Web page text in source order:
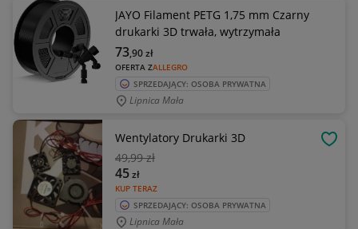
JAYO Filament PETG 1,75 mm Czarny
drukarki 3D trwała, wytrzymała
OFERTA ZALLEGRO
73,90zł
SPRZEDAJĄCY: OSOBA PRYWATNA
Lipnica Mała
Wentylatory Drukarki 3D
49,99 zł
KUP TERAZ
45zł
SPRZEDAJĄCY: OSOBA PRYWATNA
Lipnica Mała